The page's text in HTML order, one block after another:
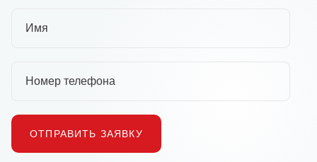
Имя
Номер телефона
ОТПРАВИТЬ ЗАЯВКУ